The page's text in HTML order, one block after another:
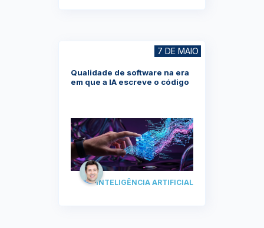
Qualidade de software na era
em que a IA escreve o código
7 DE MAIO
INTELIGÊNCIA ARTIFICIAL